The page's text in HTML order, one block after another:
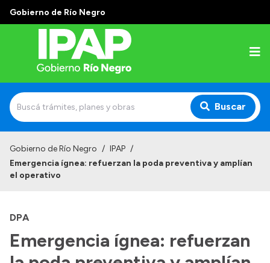
Gobierno de Río Negro
Buscar
Institucional
Autoridades
Alumnos
Docentes y Capacitadores
Gobierno de Río Negro / IPAP /
Emergencia ígnea: refuerzan la poda preventiva y amplían
el operativo
DPA
Emergencia ígnea: refuerzan